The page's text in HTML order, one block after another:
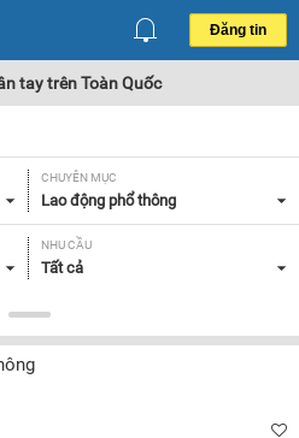
Đăng tin
tay trên Toàn Quốc
CHUYÊN MỤC
Lao động phổ thông
NHU CẦU
Tất cả